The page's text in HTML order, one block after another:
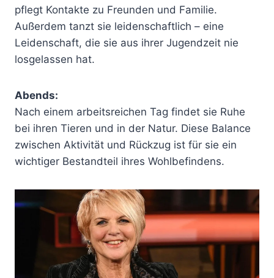
pflegt Kontakte zu Freunden und Familie.
Außerdem tanzt sie leidenschaftlich – eine
Leidenschaft, die sie aus ihrer Jugendzeit nie
losgelassen hat.
Abends:
Nach einem arbeitsreichen Tag findet sie Ruhe
bei ihren Tieren und in der Natur. Diese Balance
zwischen Aktivität und Rückzug ist für sie ein
wichtiger Bestandteil ihres Wohlbefindens.